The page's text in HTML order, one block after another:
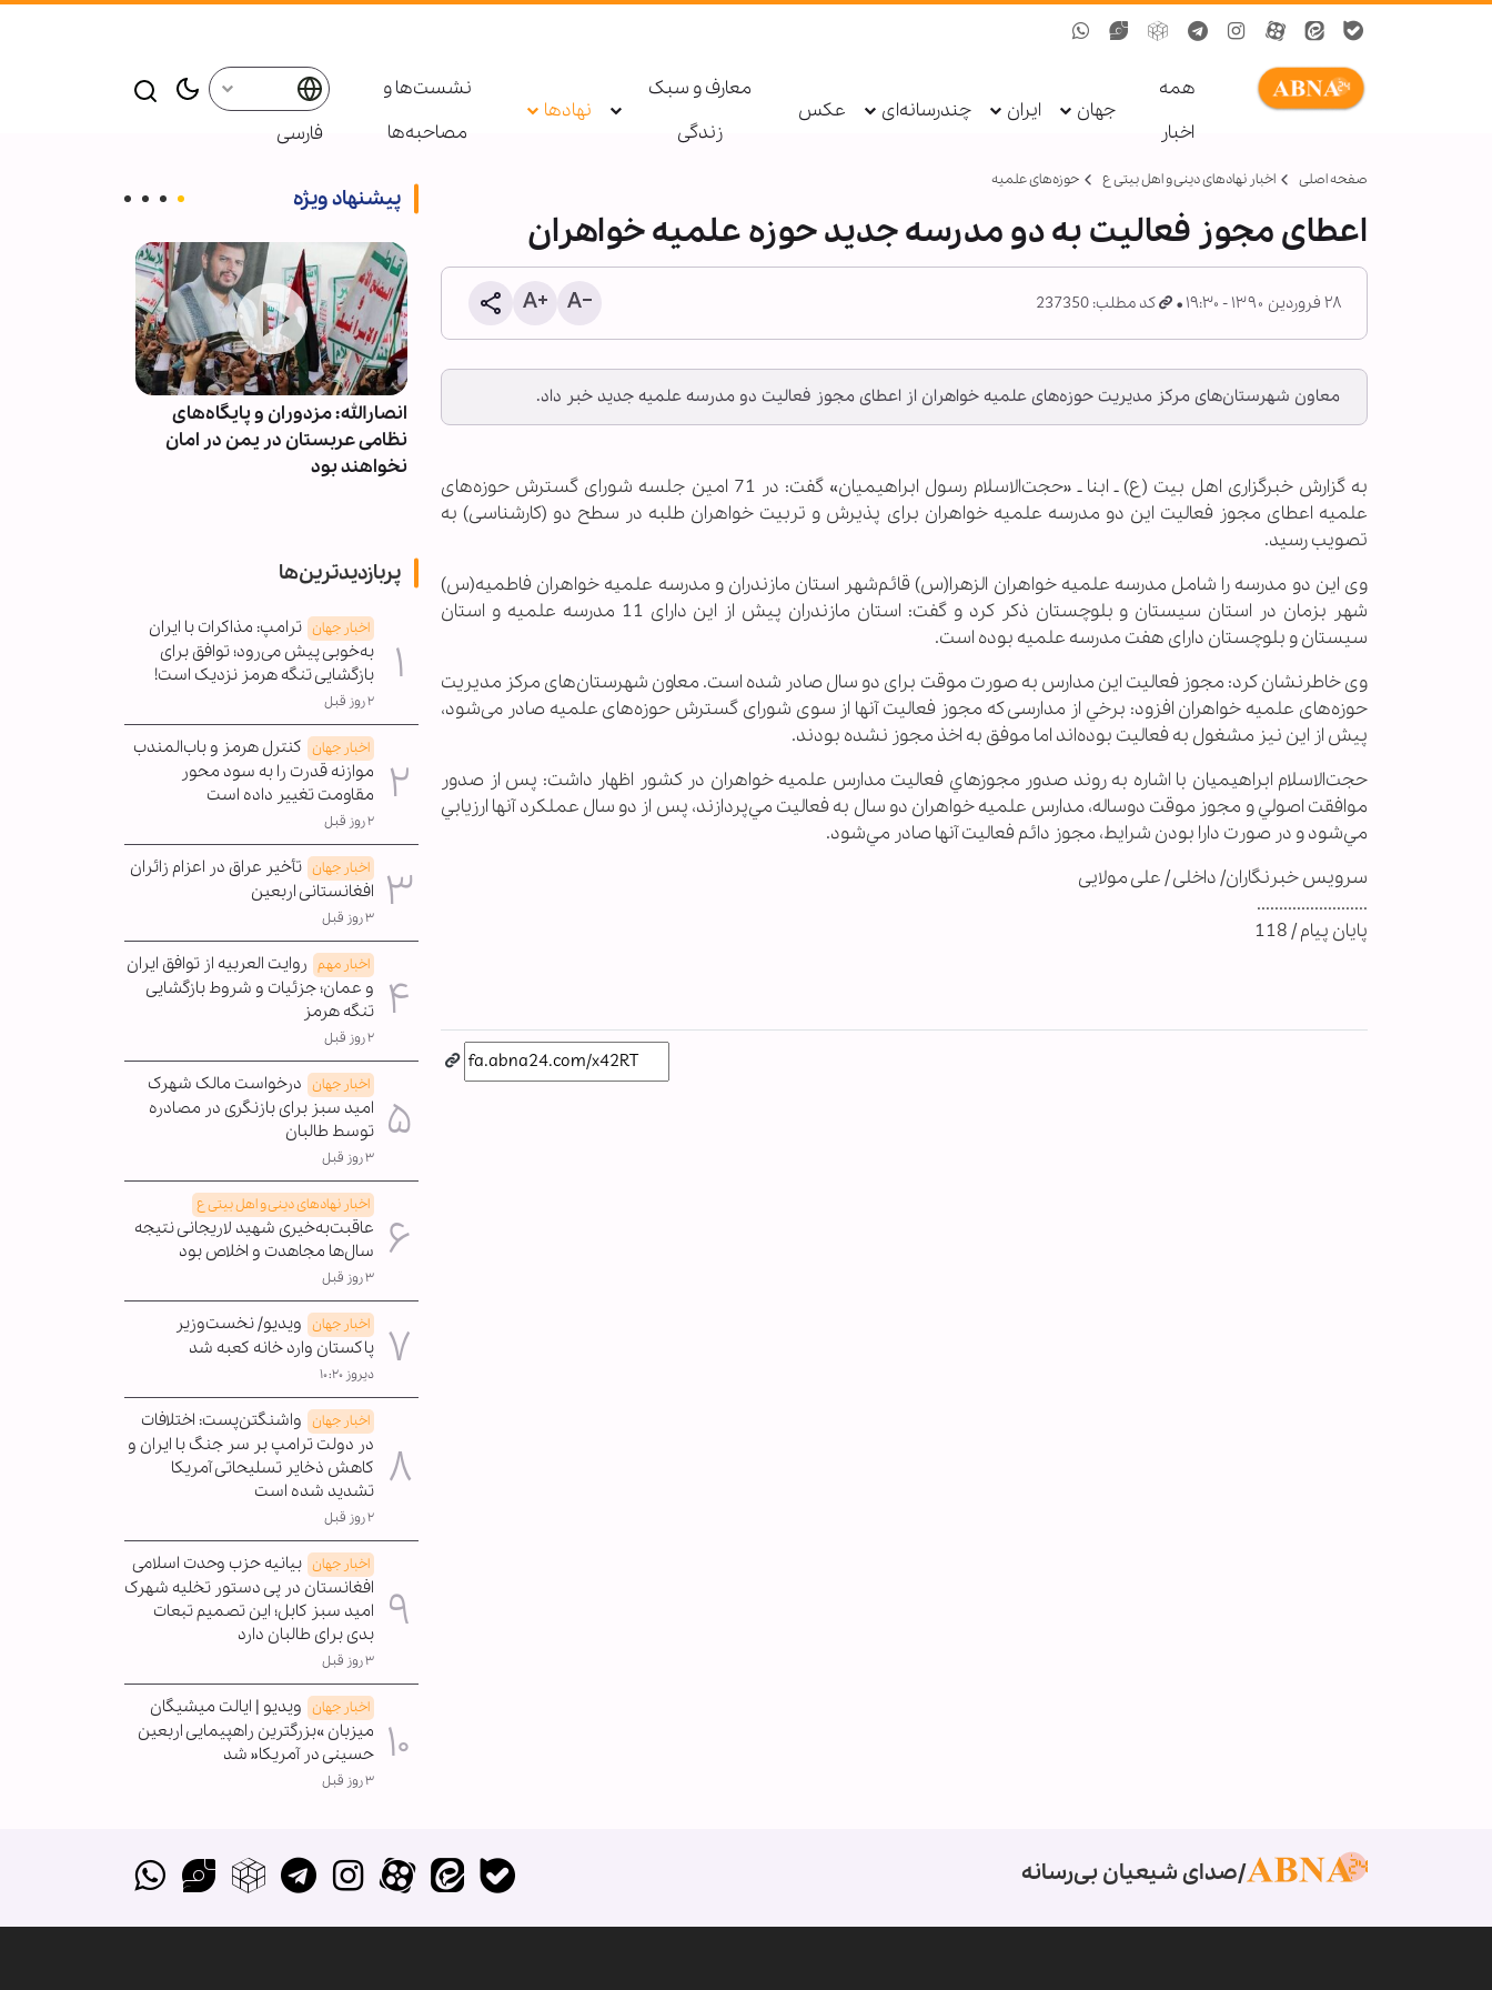
همه
اخبار
جهان ایران چندرسانه‌ای عکس
معارف و سبک
زندگی
نهادها
نشست‌ها و
مصاحبه‌ها
فارسی
صفحه اصلی اخبار نهادهای دینی و اهل بیتی ع حوزه‌های علمیه
اعطای مجوز فعالیت به دو مدرسه جدید حوزه علمیه خواهران
۲۸ فروردین ۱۳۹۰ - ۱۹:۳۰ کد مطلب: 237350
معاون شهرستان‌های مرکز مدیریت حوزه‌های علمیه خواهران از اعطای مجوز فعالیت دو مدرسه علمیه جدید خبر داد.
به گزارش خبرگزاری اهل بیت (ع) ـ ابنا ـ «حجت‌الاسلام رسول ابراهیمیان» گفت: در 71 امین جلسه شورای گسترش حوزه‌های
علمیه اعطای مجوز فعالیت این دو مدرسه علمیه خواهران برای پذیرش و تربیت خواهران طلبه در سطح دو (کارشناسی) به
تصویب رسید.
وی این دو مدرسه را شامل مدرسه علميه خواهران الزهرا(س) قائم‌شهر استان مازندران و مدرسه علميه خواهران فاطميه(س)
شهر بزمان در استان سيستان و بلوچستان ذکر کرد و گفت: استان مازندران پیش از این دارای 11 مدرسه علمیه و استان
سیستان و بلوچستان دارای هفت مدرسه علمیه بوده است.
وی خاطرنشان کرد: مجوز فعالیت این مدارس به صورت موقت برای دو سال صادر شده است. معاون شهرستان‌های مرکز مدیریت
حوزه‌های علمیه خواهران افزود: برخي از مدارسی که مجوز فعالیت آنها از سوی شورای گسترش حوزه‌های علمیه صادر می‌شود،
پیش از این نیز مشغول به فعالیت بوده‌اند اما موفق به اخذ مجوز نشده بودند.
حجت‌الاسلام ابراهيميان با اشاره به روند صدور مجوزهاي فعاليت مدارس علميه خواهران در كشور اظهار داشت: پس از صدور
موافقت اصولي و مجوز موقت دوساله، مدارس علميه خواهران دو سال به فعاليت مي‌پردازند، پس از دو سال عملكرد آنها ارزيابي
مي‌شود و در صورت دارا بودن شرايط، مجوز دائم فعاليت آنها صادر مي‌شود.
سرویس خبرنگاران/ داخلی / علی مولایی
.........................
پایان پیام / 118
پیشنهاد ویژه
گزارش رسانه صهیونیستی از تنش
انصارالله: مزدوران و پایگاه‌های
نظامی عربستان در یمن در امان
نخواهند بود
پربازدیدترین‌ها
اخبار جهان ترامپ: مذاکرات با ایران
به‌خوبی پیش می‌رود؛ توافق برای
بازگشایی تنگه هرمز نزدیک است!
۲ روز قبل
اخبار جهان کنترل هرمز و باب‌المندب
موازنه قدرت را به سود محور
مقاومت تغییر داده است
۲ روز قبل
اخبار جهان تأخیر عراق در اعزام زائران
افغانستانی اربعین
۳ روز قبل
اخبار مهم روایت العربیه از توافق ایران
و عمان؛ جزئیات و شروط بازگشایی
تنگه هرمز
۲ روز قبل
اخبار جهان درخواست مالک شهرک
امید سبز برای بازنگری در مصادره
توسط طالبان
۳ روز قبل
اخبار نهادهای دینی و اهل بیتی ع
عاقبت‌به‌خیری شهید لاریجانی نتیجه
سال‌ها مجاهدت و اخلاص بود
۳ روز قبل
اخبار جهان ویدیو/ نخست‌وزیر
پاکستان وارد خانه کعبه شد
دیروز ۱۰:۲۰
اخبار جهان واشنگتن‌پست: اختلافات
در دولت ترامپ بر سر جنگ با ایران و
کاهش ذخایر تسلیحاتی آمریکا
تشدید شده است
۲ روز قبل
اخبار جهان بیانیه حزب وحدت اسلامی
افغانستان در پی دستور تخلیه شهرک
امید سبز کابل؛ این تصمیم تبعات
بدی برای طالبان دارد
۳ روز قبل
اخبار جهان ویدیو | ایالت میشیگان
میزبان »بزرگترین راهپیمایی اربعین
حسینی در آمریکا« شد
۳ روز قبل
صدای شیعیان بی‌رسانه